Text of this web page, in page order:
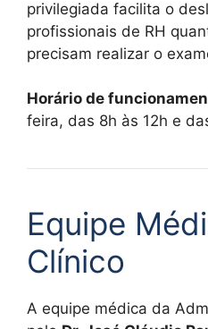
privilegiada facilita o
profissionais de RH
precisam realizar o
Horário de
feira, das 8h às 12h e
Equipe
Clínico
A equipe médica da